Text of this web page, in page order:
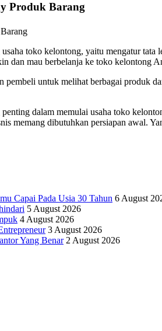
Produk Barang
toko kelontong, yaitu mengatur tata
dan mau berbelanja ke toko kelontong
pembeli untuk melihat berbagai produk
dalam memulai usaha toko
memang dibutuhkan persiapan awal.
Capai Pada Usia 30 Tahun 6 August
5 August 2026
4 August 2026
3 August 2026
Yang Benar 2 August 2026